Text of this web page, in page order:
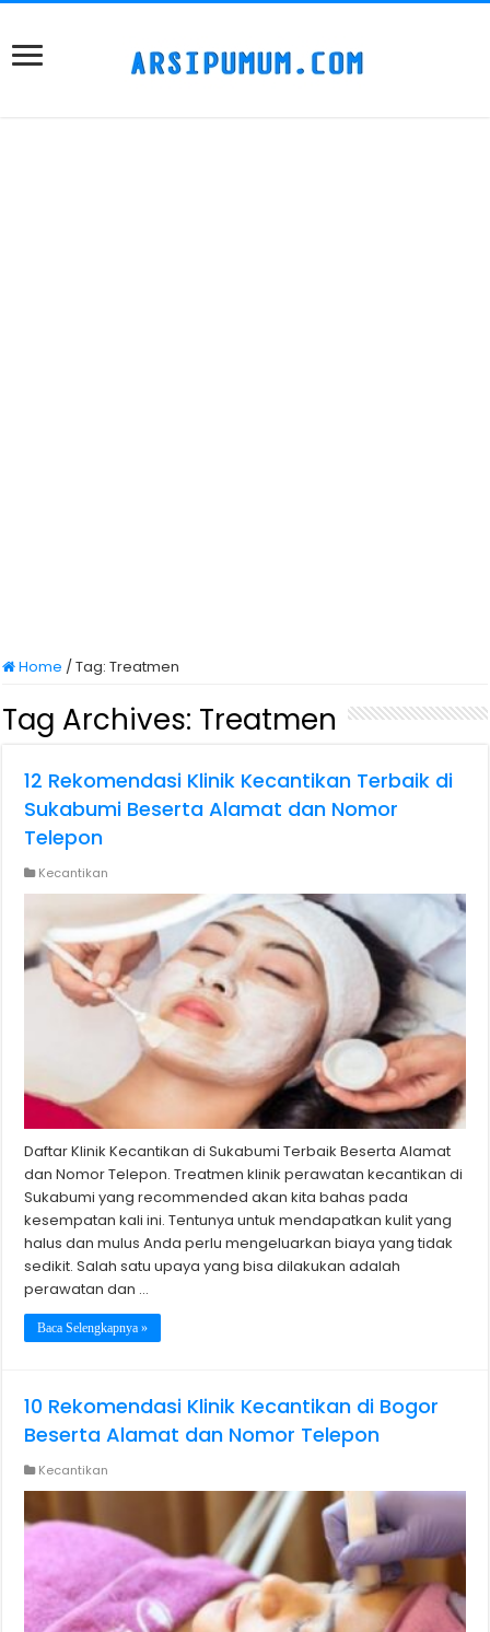
Home /Tag:Treatmen
Tag Archives: Treatmen
12 Rekomendasi Klinik Kecantikan Terbaik di
Sukabumi Beserta Alamat dan Nomor
Telepon
Kecantikan
Daftar Klinik Kecantikan di Sukabumi Terbaik Beserta Alamat
dan Nomor Telepon. Treatmen klinik perawatan kecantikan di
Sukabumi yang recommended akan kita bahas pada
kesempatan kali ini. Tentunya untuk mendapatkan kulit yang
halus dan mulus Anda perlu mengeluarkan biaya yang tidak
sedikit. Salah satu upaya yang bisa dilakukan adalah
perawatan dan …
Baca Selengkapnya »
10 Rekomendasi Klinik Kecantikan di Bogor
Beserta Alamat dan Nomor Telepon
Kecantikan